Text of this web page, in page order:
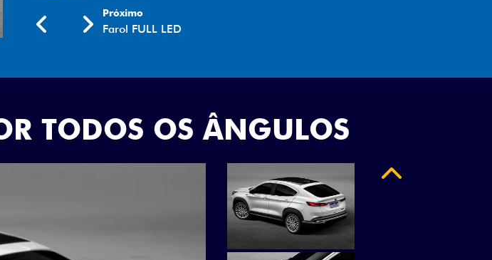
Próximo
Farol FULL LED
PreviousNext
TODOS OS ÂNGULOS
Anterior